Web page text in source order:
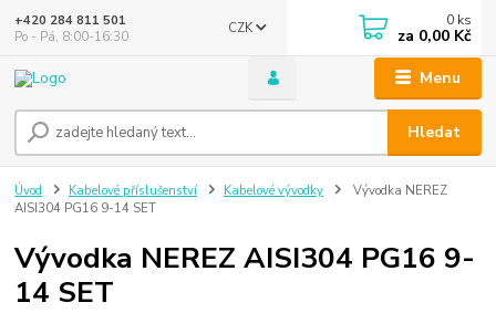
Menu
CZK
Hledat
+420 284 811 501
Po - Pá, 8:00-16:30
0 ks
za 0,00 Kč
Úvod Kabelové příslušenství Kabelové vývodky
Vývodka NEREZ
AISI304 PG16 9-14 SET
Vývodka NEREZ AISI304 PG16 9-
14 SET